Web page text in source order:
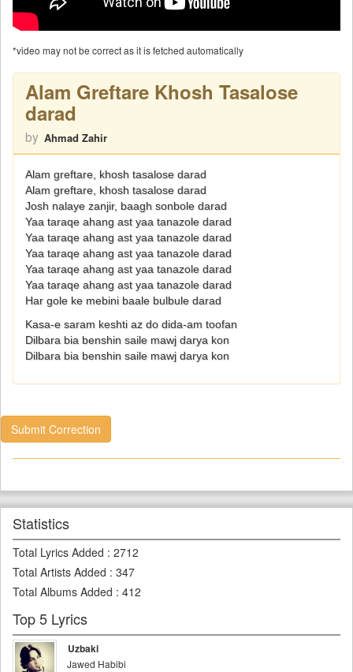
*video may not be correct as it is fetched automatically
Alam Greftare Khosh Tasalose
darad
by Ahmad Zahir
Alam greftare, khosh tasalose darad
Alam greftare, khosh tasalose darad
Josh nalaye zanjir, baagh sonbole darad
Yaa taraqe ahang ast yaa tanazole darad
Yaa taraqe ahang ast yaa tanazole darad
Yaa taraqe ahang ast yaa tanazole darad
Yaa taraqe ahang ast yaa tanazole darad
Yaa taraqe ahang ast yaa tanazole darad
Har gole ke mebini baale bulbule darad
Kasa-e saram keshti az do dida-am toofan
Dilbara bia benshin saile mawj darya kon
Dilbara bia benshin saile mawj darya kon
Submit Correction
Statistics
Total Lyrics Added : 2712
Total Artists Added : 347
Total Albums Added : 412
Top 5 Lyrics
Uzbaki
Jawed Habibi